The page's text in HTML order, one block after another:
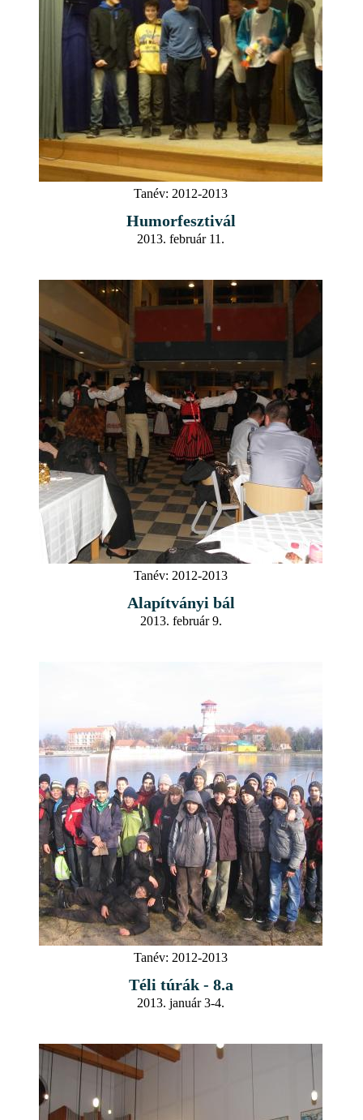
Tanév: 2012-2013
Humorfesztivál
2013. február 11.
Tanév: 2012-2013
Alapítványi bál
2013. február 9.
Tanév: 2012-2013
Téli túrák - 8.a
2013. január 3-4.